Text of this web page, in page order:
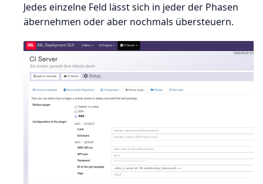
Jedes einzelne Feld lässt sich in jeder der Phasen
äbernehmen oder aber nochmals übersteuern.